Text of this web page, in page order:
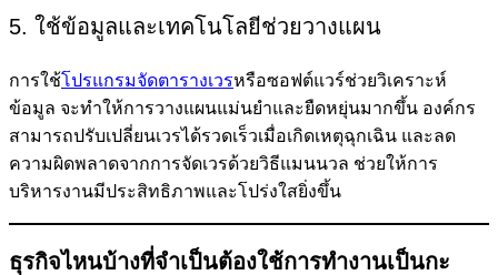
5. ใช้ข้อมูลและเทคโนโลยีช่วยวางแผน
การใช้โปรแกรมจัดตารางเวรหรือซอฟต์แวร์ช่วยวิเคราะห์
ข้อมูล จะทำให้การวางแผนแม่นยำและยืดหยุ่นมากขึ้น องค์กร
สามารถปรับเปลี่ยนเวรได้รวดเร็วเมื่อเกิดเหตุฉุกเฉิน และลด
ความผิดพลาดจากการจัดเวรด้วยวิธีแมนนวล ช่วยให้การ
บริหารงานมีประสิทธิภาพและโปร่งใสยิ่งขึ้น
ธุรกิจไหนบ้างที่จำเป็นต้องใช้การทำงานเป็นกะ